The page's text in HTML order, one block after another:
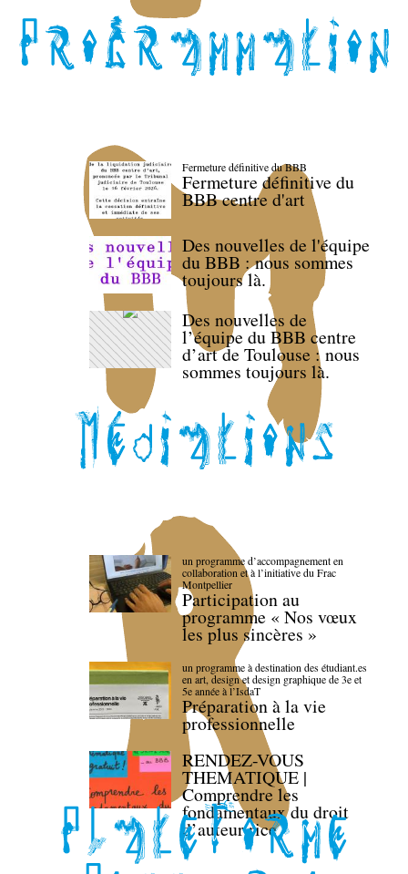
Fermeture définitive du BBB
Fermeture définitive du
BBB centre d'art
Des nouvelles de l'équipe
du BBB : nous sommes
toujours là.
Des nouvelles de
l’équipe du BBB centre
d’art de Toulouse : nous
sommes toujours là.
un programme d’accompagnement en
collaboration et à l’initiative du Frac
Montpellier
Participation au
programme « Nos vœux
les plus sincères »
un programme à destination des étudiant.es
en art, design et design graphique de 3e et
5e année à l’IsdaT
Préparation à la vie
professionnelle
RENDEZ-VOUS
THEMATIQUE |
Comprendre les
fondamentaux du droit
d’auteur·rice